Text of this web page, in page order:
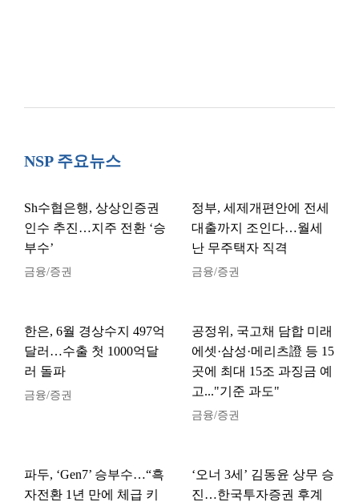
NSP 주요뉴스
Sh수협은행, 상상인증권
인수 추진…지주 전환 ‘승
부수’
금융/증권
정부, 세제개편안에 전세
대출까지 조인다…월세
난 무주택자 직격
금융/증권
한은, 6월 경상수지 497억
달러…수출 첫 1000억달
러 돌파
금융/증권
공정위, 국고채 담합 미래
에셋·삼성·메리츠證 등 15
곳에 최대 15조 과징금 예
고..."기준 과도"
금융/증권
파두, ‘Gen7’ 승부수…“흑
자전환 1년 만에 체급 키
‘오너 3세’ 김동윤 상무 승
진…한국투자증권 후계